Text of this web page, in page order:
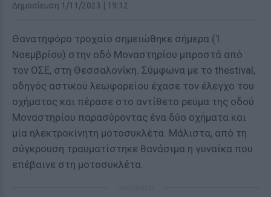
Δημοσίευση 1/11/2023 | 19:12
Θανατηφόρο τροχαίο σημειώθηκε σήμερα (1
Νοεμβρίου) στην οδό Μοναστηρίου μπροστά από
τον ΟΣΕ, στη Θεσσαλονίκη. Σύμφωνα με το thestival,
οδηγός αστικού λεωφορείου έχασε τον έλεγχο του
οχήματος και πέρασε στο αντίθετο ρεύμα της οδού
Μοναστηρίου παρασύροντας ένα δύο οχήματα και
μία ηλεκτροκίνητη μοτοσυκλέτα. Μάλιστα, από τη
σύγκρουση τραυματίστηκε θανάσιμα η γυναίκα που
επέβαινε στη μοτοσυκλέτα.